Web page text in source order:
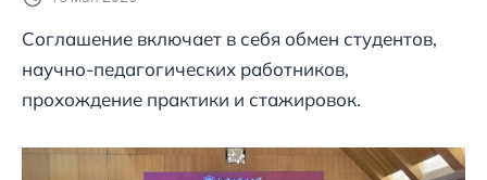
Соглашение включает в себя обмен студентов,
научно-педагогических работников,
прохождение практики и стажировок.